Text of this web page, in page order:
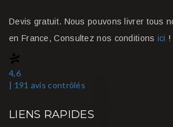
Devis gratuit. Nous pouvons livrer tous
en France, Consultez nos conditions ici !
4,6
| 191 avis contrôlés
LIENS RAPIDES